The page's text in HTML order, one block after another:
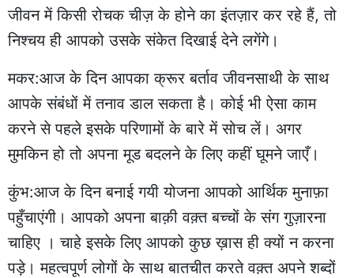
जीवन में किसी रोचक चीज़ के होने का इंतज़ार कर रहे हैं, तो
निश्चय ही आपको उसके संकेत दिखाई देने लगेंगे।
मकर:आज के दिन आपका क्रूर बर्ताव जीवनसाथी के साथ
आपके संबंधों में तनाव डाल सकता है। कोई भी ऐसा काम
करने से पहले इसके परिणामों के बारे में सोच लें। अगर
मुमकिन हो तो अपना मूड बदलने के लिए कहीं घूमने जाएँ।
कुंभ:आज के दिन बनाई गयी योजना आपको आर्थिक मुनाफ़ा
पहुँचाएंगी। आपको अपना बाक़ी वक़्त बच्चों के संग गुज़ारना
चाहिए । चाहे इसके लिए आपको कुछ ख़ास ही क्यों न करना
पड़े। महत्वपूर्ण लोगों के साथ बातचीत करते वक़्त अपने शब्दों